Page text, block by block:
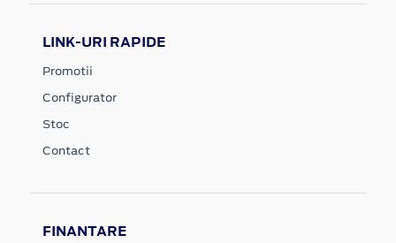
LINK-URI RAPIDE
Promotii
Configurator
Stoc
Contact
FINANTARE